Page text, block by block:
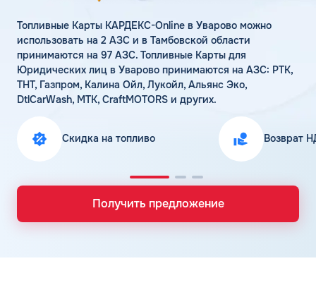
Топливные Карты КАРДЕКС-Online в Уварово можно
использовать на 2 АЗС и в Тамбовской области
принимаются на 97 АЗС. Топливные Карты для
Юридических лиц в Уварово принимаются на АЗС: РТК,
ТНТ, Газпром, Калина Ойл, Лукойл, Альянс Эко,
DtlCarWash, МТК, CraftMOTORS и других.
Скидка на топливо Возврат
Получить предложение